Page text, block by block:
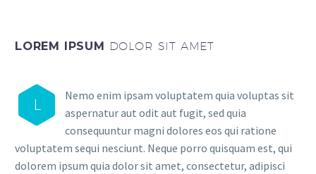
LOREM IPSUM DOLOR SIT AMET
L
Nemo enim ipsam voluptatem quia voluptas sit
aspernatur aut odit aut fugit, sed quia
consequuntur magni dolores eos qui ratione
voluptatem sequi nesciunt. Neque porro quisquam est, qui
dolorem ipsum quia dolor sit amet, consectetur, adipisci